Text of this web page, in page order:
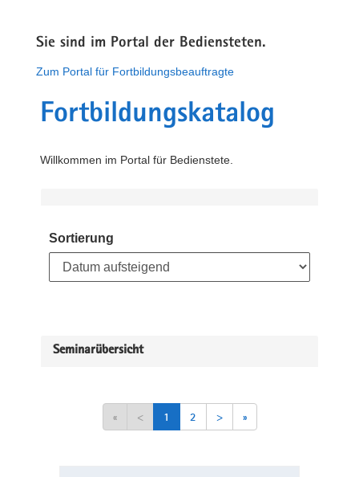
Sie sind im Portal der Bediensteten.
Zum Portal für Fortbildungsbeauftragte
Fortbildungskatalog
Willkommen im Portal für Bedienstete.
Sortierung
Seminarübersicht
« < 1 2 > »